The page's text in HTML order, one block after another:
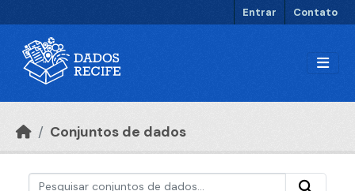
Entrar Contato
Conjuntos de dados